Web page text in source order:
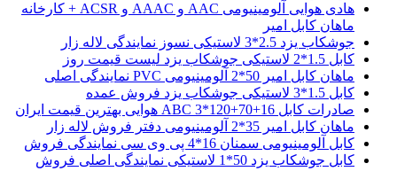
هادی هوایی آلومینیومی AAC و AAAC و ACSR + کارخانه
ماهان کابل امیر
جوشکاب یزد 2.5*3 لاستیکی نسوز نمایندگی لاله زار
کابل 1.5*2 لاستیکی جوشکاب یزد لیست قیمت روز
ماهان کابل امیر 50*2 آلومینیومی PVC نمایندگی اصلی
کابل 1.5*3 لاستیکی جوشکاب یزد فروش عمده
صادرات کابل 16+70+120*3 ABC هوایی بهترین قیمت ایران
ماهان کابل امیر 35*2 آلومینیومی دفتر فروش لاله زار
کابل آلومینیومی سمنان 16*4 پی وی سی نمایندگی فروش
کابل جوشکاب یزد 50*1 لاستیکی نمایندگی اصلی فروش